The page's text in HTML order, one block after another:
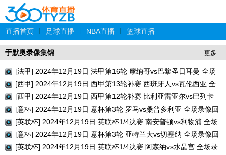
直播首页 足球直播 NBA直播 篮球直播
更多...
于默奥录像集锦
[法甲] 2024年12月19日 法甲第16轮 摩纳哥vs巴黎圣日耳曼 全场
录像回放
[西甲] 2024年12月19日 西甲第13轮补赛 西班牙人vs瓦伦西亚 全
场录像回放
[西甲] 2024年12月19日 西甲第12轮补赛 比利亚雷亚尔vs巴列卡
诺 全场录像回放
[意杯] 2024年12月19日 意杯第3轮 罗马vs桑普多利亚 全场录像回
放
[英联杯] 2024年12月19日 英联杯1/4决赛 南安普顿vs利物浦 全场
录像回放
[意杯] 2024年12月19日 意杯第3轮 亚特兰大vs切塞纳 全场录像回
放
[英联杯] 2024年12月19日 英联杯1/4决赛 阿森纳vs水晶宫 全场录